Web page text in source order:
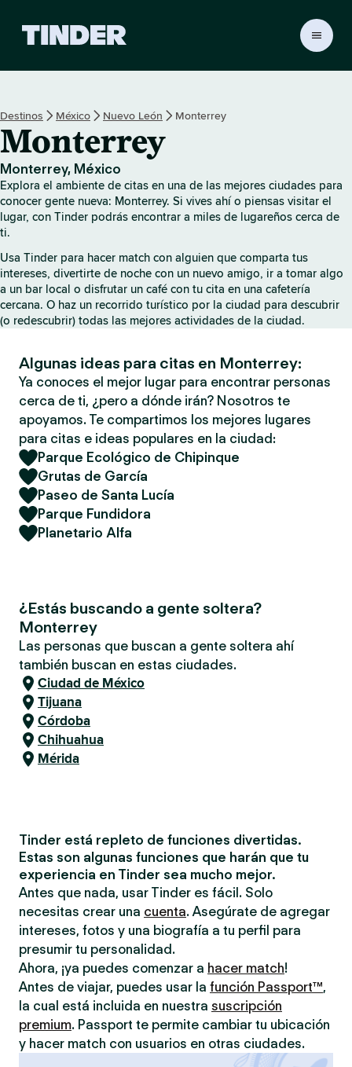
o
d
e
i
n
d
Destinos México Nuevo León Monterrey
Monterrey
Monterrey, México
Explora el ambiente de citas en una de las mejores ciudades para
conocer gente nueva: Monterrey. Si vives ahí o piensas visitar el
lugar, con Tinder podrás encontrar a miles de lugareños cerca de
ti.
Usa Tinder para hacer match con alguien que comparta tus
intereses, divertirte de noche con un nuevo amigo, ir a tomar algo
a un bar local o disfrutar un café con tu cita en una cafetería
cercana. O haz un recorrido turístico por la ciudad para descubrir
(o redescubrir) todas las mejores actividades de la ciudad.
Algunas ideas para citas en Monterrey:
Ya conoces el mejor lugar para encontrar personas
cerca de ti, ¿pero a dónde irán? Nosotros te
apoyamos. Te compartimos los mejores lugares
para citas e ideas populares en la ciudad:
Parque Ecológico de Chipinque
Grutas de García
Paseo de Santa Lucía
Parque Fundidora
Planetario Alfa
¿Estás buscando a gente soltera?
Monterrey
Las personas que buscan a gente soltera ahí
también buscan en estas ciudades.
Ciudad de México
Tijuana
Córdoba
Chihuahua
Mérida
Tinder está repleto de funciones divertidas.
Estas son algunas funciones que harán que tu
experiencia en Tinder sea mucho mejor.
Antes que nada, usar Tinder es fácil. Solo
necesitas crear una cuenta. Asegúrate de agregar
intereses, fotos y una biografía a tu perfil para
presumir tu personalidad.
Ahora, ¡ya puedes comenzar a hacer match!
Antes de viajar, puedes usar la función Passport™,
la cual está incluida en nuestra suscripción
premium. Passport te permite cambiar tu ubicación
y hacer match con usuarios en otras ciudades.